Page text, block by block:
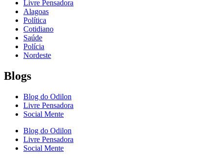
Livre Pensadora
Alagoas
Política
Cotidiano
Saúde
Polícia
Nordeste
Blogs
Blog do Odilon
Livre Pensadora
Social Mente
Blog do Odilon
Livre Pensadora
Social Mente